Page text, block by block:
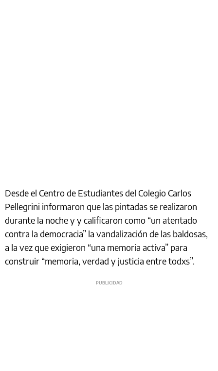
Desde el Centro de Estudiantes del Colegio Carlos
Pellegrini informaron que las pintadas se realizaron
durante la noche y y calificaron como “un atentado
contra la democracia” la vandalización de las baldosas,
a la vez que exigieron “una memoria activa” para
construir “memoria, verdad y justicia entre todxs”.